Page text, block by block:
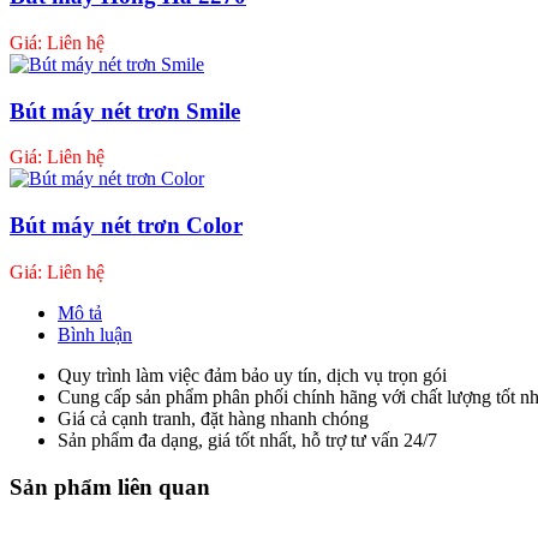
Giá: Liên hệ
Bút máy nét trơn Smile
Giá: Liên hệ
Bút máy nét trơn Color
Giá: Liên hệ
Mô tả
Bình luận
Quy trình làm việc đảm bảo uy tín, dịch vụ trọn gói
Cung cấp sản phẩm phân phối chính hãng với chất lượng tốt
Giá cả cạnh tranh, đặt hàng nhanh chóng
Sản phẩm đa dạng, giá tốt nhất, hỗ trợ tư vấn 24/7
Sản phẩm liên quan